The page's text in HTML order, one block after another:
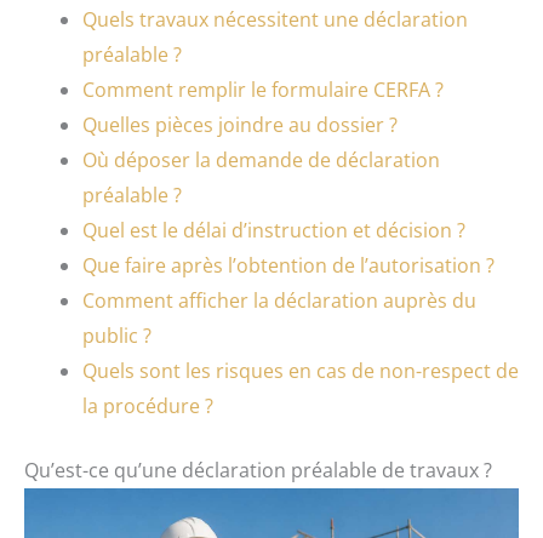
Quels travaux nécessitent une déclaration
préalable ?
Comment remplir le formulaire CERFA ?
Quelles pièces joindre au dossier ?
Où déposer la demande de déclaration
préalable ?
Quel est le délai d’instruction et décision ?
Que faire après l’obtention de l’autorisation ?
Comment afficher la déclaration auprès du
public ?
Quels sont les risques en cas de non-respect de
la procédure ?
Qu’est-ce qu’une déclaration préalable de travaux ?